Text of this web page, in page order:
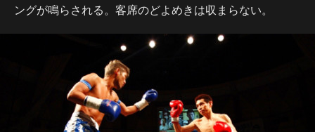
ングが鳴らされる。客席のどよめきは収まらない。